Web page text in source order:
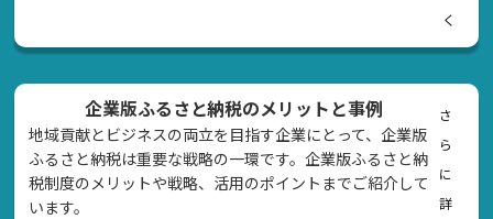
く
企業版ふるさと納税のメリットと事例
地域貢献とビジネスの両立を目指す企業にとって、企業版
ふるさと納税は重要な戦略の一環です。企業版ふるさと納
税制度のメリットや戦略、活用のポイントまでご紹介して
います。
さ
ら
に
詳